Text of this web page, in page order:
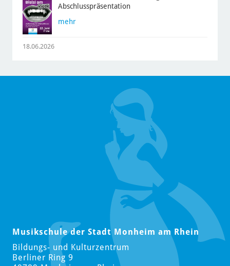
Abschlusspräsentation
mehr
18.06.2026
Musikschule der Stadt Monheim am Rhein
Bildungs- und Kulturzentrum
Berliner Ring 9